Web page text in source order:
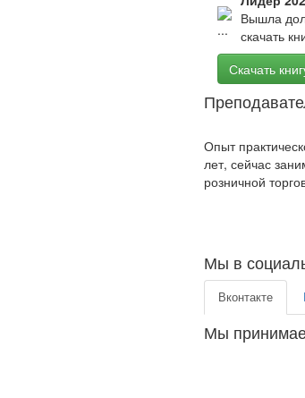
Вышла
скачать
Скачать
Опыт
лет, сейчас
розничной
Мы в
Вконтакте
Мы